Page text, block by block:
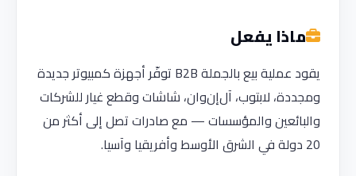
ماذا يفعل
يقود عملية بيع بالجملة B2B توفّر أجهزة كمبيوتر جديدة
ومجددة، لابتوب، آل‌إن‌وان، شاشات وقطع غيار للشركات
والبائعين والمؤسسات — مع صادرات تصل إلى أكثر من
20 دولة في الشرق الأوسط وأفريقيا وآسيا.